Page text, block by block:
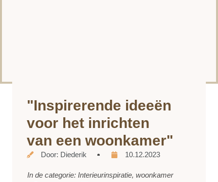
"Inspirerende ideeën
voor het inrichten
van een woonkamer"
Door: Diederik 10.12.2023
In de categorie: Interieurinspiratie, woonkamer